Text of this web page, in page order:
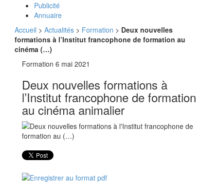
Publicité
Annuaire
Accueil > Actualités > Formation > Deux nouvelles
formations à l’Institut francophone de formation au
cinéma (…)
Formation 6 mai 2021
Deux nouvelles formations à
l’Institut francophone de formation
au cinéma animalier